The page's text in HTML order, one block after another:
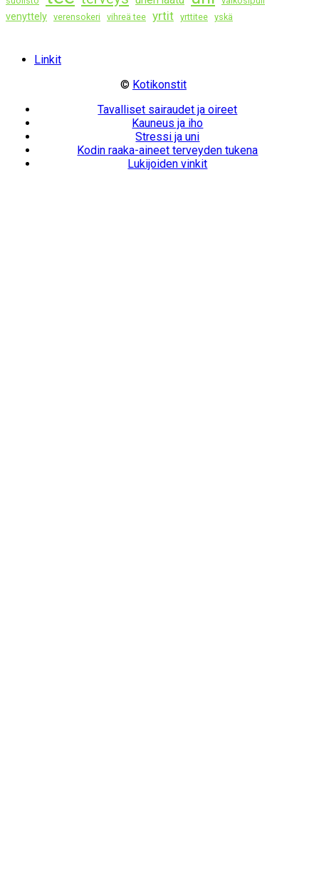
venyttely verensokeri vihreä tee yrtit yrttitee yskä
Linkit
© Kotikonstit
Tavalliset sairaudet ja oireet
Kauneus ja iho
Stressi ja uni
Kodin raaka-aineet terveyden tukena
Lukijoiden vinkit